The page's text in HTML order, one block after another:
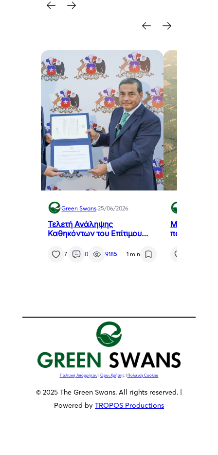
Green Swans·25/06/2026
Τελετή Ανάληψης
Καθηκόντων του Επίτιμου
της Χιλής στη Θεσσαλονίκη,
κ. Αθανάσιου Σαββάκη
7 0 9185 1 min
Μελιγαλάς:
που
καθαρή
Πολιτική Απορρήτου|Όροι Χρήσης| Πολιτική Cookies
© 2025 The Green Swans. All rights reserved. |
Powered by TROPOS Productions